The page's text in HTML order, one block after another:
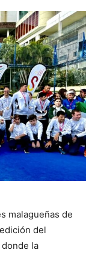
malagueñas de
del
donde la